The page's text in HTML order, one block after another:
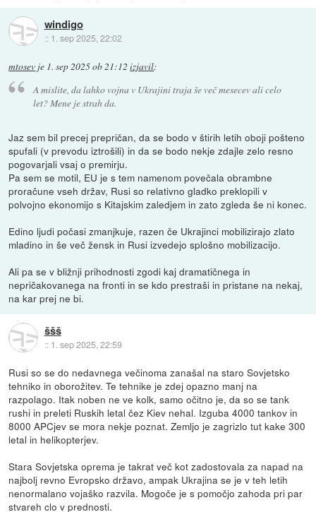
windigo
:: 1. sep 2025, 22:02
mtosev je 1. sep 2025 ob 21:12 izjavil:
A mislite, da lahko vojna v Ukrajini traja še več mesecev ali celo
let? Mene je strah da.
Jaz sem bil precej prepričan, da se bodo v štirih letih oboji pošteno
spufali (v prevodu iztrošili) in da se bodo nekje zdajle zelo resno
pogovarjali vsaj o premirju.
Pa sem se motil, EU je s tem namenom povečala obrambne
proračune vseh držav, Rusi so relativno gladko preklopili v
polvojno ekonomijo s Kitajskim zaledjem in zato zgleda še ni konec.
Edino ljudi počasi zmanjkuje, razen če Ukrajinci mobilizirajo zlato
mladino in še več žensk in Rusi izvedejo splošno mobilizacijo.
Ali pa se v bližnji prihodnosti zgodi kaj dramatičnega in
nepričakovanega na fronti in se kdo prestraši in pristane na nekaj,
na kar prej ne bi.
ššš
:: 1. sep 2025, 22:59
Rusi so se do nedavnega večinoma zanašal na staro Sovjetsko
tehniko in oborožitev. Te tehnike je zdej opazno manj na
razpolago. Itak noben ne ve kolk, samo očitno je, da so se tank
rushi in preleti Ruskih letal čez Kiev nehal. Izguba 4000 tankov in
8000 APCjev se mora nekje poznat. Zemljo je zagrizlo tut kake 300
letal in helikopterjev.
Stara Sovjetska oprema je takrat več kot zadostovala za napad na
najbolj revno Evropsko državo, ampak Ukrajina se je v teh letih
nenormalano vojaško razvila. Mogoče je s pomočjo zahoda pri par
stvareh clo v prednosti.